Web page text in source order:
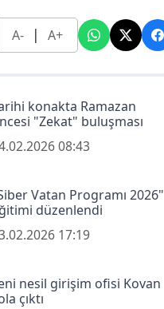
A- | A+
konakta Ramazan
"Zekat" buluşması
08:43
Vatan Programı 2026"
düzenlendi
17:19
nesil girişim ofisi Kovan
çıktı